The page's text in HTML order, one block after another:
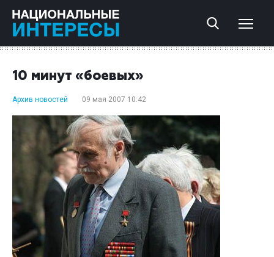
10 минут «боевых»
Архив новостей 09 мая 2007 10:42